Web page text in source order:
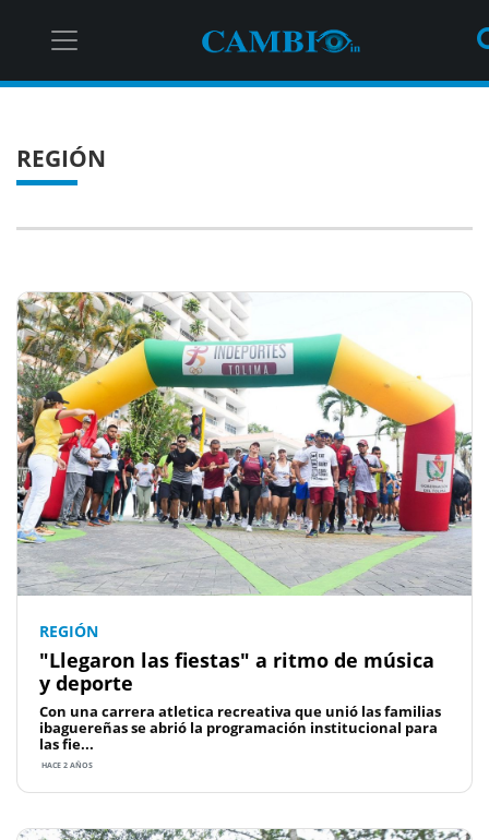
REGIÓN
REGIÓN
"Llegaron las fiestas" a ritmo de música
y deporte
Con una carrera atletica recreativa que unió las familias
ibaguereñas se abrió la programación institucional para
las fie...
HACE 2 AÑOS